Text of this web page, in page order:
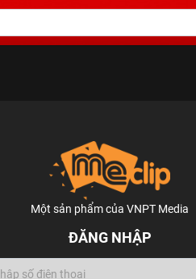
Một sản phẩm của VNPT Media
ĐĂNG NHẬP